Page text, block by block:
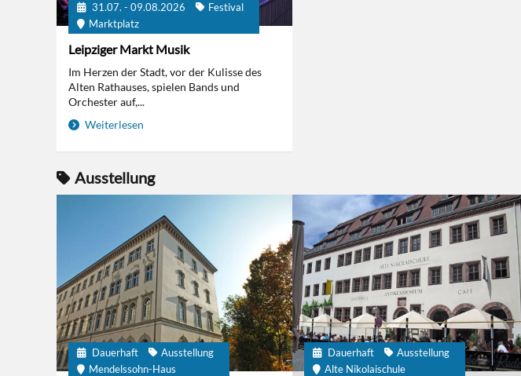
31.07. - 09.08.2026
Festival
Marktplatz
Leipziger Markt Musik
Im Herzen der Stadt, vor der Kulisse des
Alten Rathauses, spielen Bands und
Orchester auf,...
Weiterlesen
Ausstellung
Dauerhaft
Ausstellung
Mendelssohn-Haus
Dauerhaft
Ausstellung
Alte Nikolaischule